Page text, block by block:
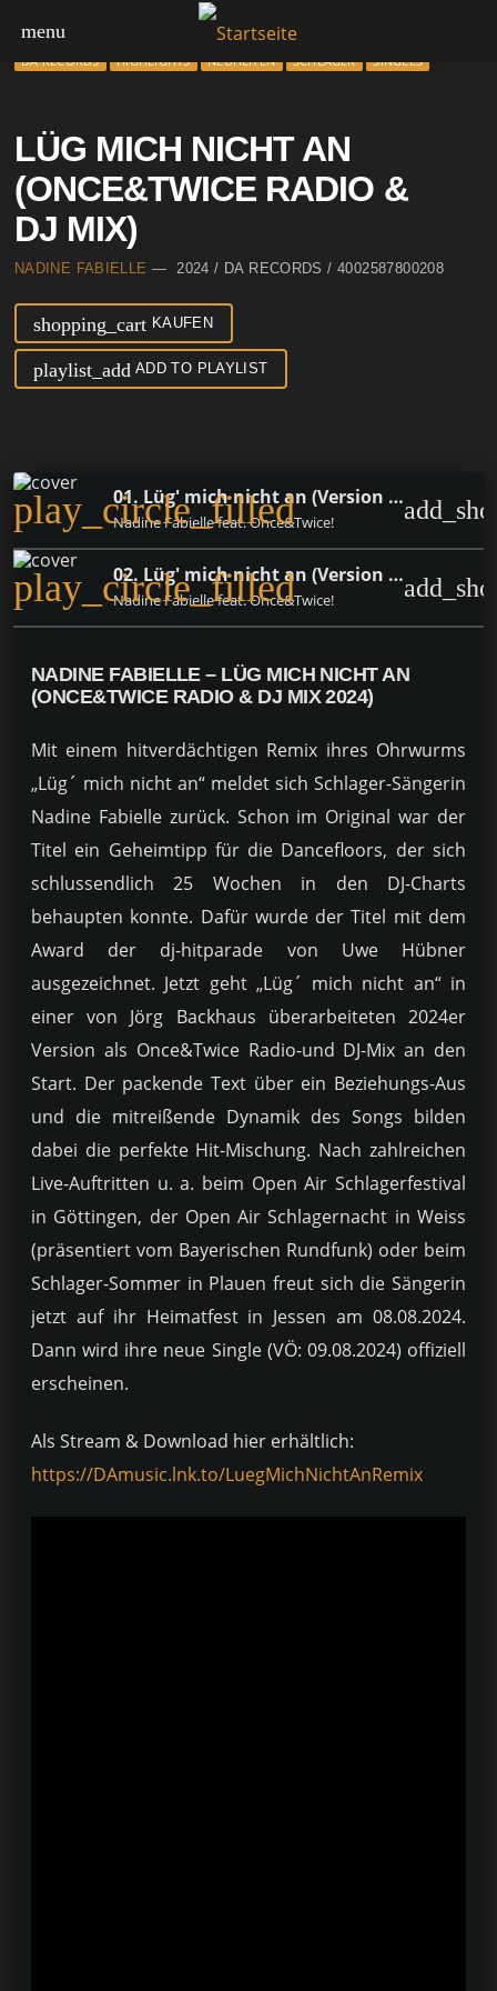
menu
DA RECORDS HIGHLIGHTS NEUHEITEN SCHLAGER SINGLES
LÜG MICH NICHT AN
(ONCE&TWICE RADIO &
DJ MIX)
NADINE FABIELLE — 2024 / DA RECORDS / 4002587800208
shopping_cart KAUFEN
playlist_add ADD TO PLAYLIST
play_circle_filled 01. Lüg' mich nicht an (Version 2024 Radio Mix)
Nadine Fabielle feat. Once&Twice!
play_circle_filled 02. Lüg' mich nicht an (Version 2024 DJ Mix)
Nadine Fabielle feat. Once&Twice!
NADINE FABIELLE – LÜG MICH NICHT AN
(ONCE&TWICE RADIO & DJ MIX 2024)
Mit einem hitverdächtigen Remix ihres Ohrwurms
„Lüg´ mich nicht an“ meldet sich Schlager-Sängerin
Nadine Fabielle zurück. Schon im Original war der
Titel ein Geheimtipp für die Dancefloors, der sich
schlussendlich 25 Wochen in den DJ-Charts
behaupten konnte. Dafür wurde der Titel mit dem
Award der dj-hitparade von Uwe Hübner
ausgezeichnet. Jetzt geht „Lüg´ mich nicht an“ in
einer von Jörg Backhaus überarbeiteten 2024er
Version als Once&Twice Radio-und DJ-Mix an den
Start. Der packende Text über ein Beziehungs-Aus
und die mitreißende Dynamik des Songs bilden
dabei die perfekte Hit-Mischung. Nach zahlreichen
Live-Auftritten u. a. beim Open Air Schlagerfestival
in Göttingen, der Open Air Schlagernacht in Weiss
(präsentiert vom Bayerischen Rundfunk) oder beim
Schlager-Sommer in Plauen freut sich die Sängerin
jetzt auf ihr Heimatfest in Jessen am 08.08.2024.
Dann wird ihre neue Single (VÖ: 09.08.2024) offiziell
erscheinen.
Als Stream & Download hier erhältlich:
https://DAmusic.lnk.to/LuegMichNichtAnRemix